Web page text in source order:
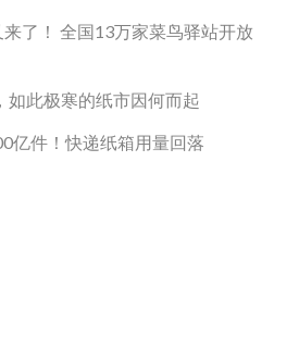
来了！ 全国13万家菜鸟驿站开放
如此极寒的纸市因何而起
亿件！快递纸箱用量回落